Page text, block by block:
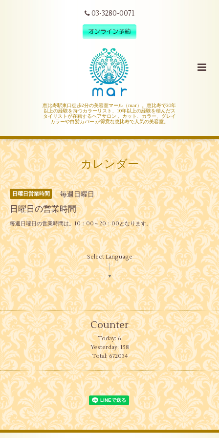
03-3280-0071
恵比寿駅東口徒歩2分の美容室マール（mar）。恵比寿で20年
以上の経験を持つカラーリスト、10年以上の経験を積んだス
タイリストが在籍するヘアサロン 。カット、カラー、グレイ
カラーや白髪カバー が得意な恵比寿で人気の美容室。
カレンダー
日曜日営業時間 毎週日曜日
日曜日の営業時間
毎週日曜日の営業時間は。10：00～20：00となります。
Select Language
▼
Counter
Today:6
Yesterday: 158
Total:672034